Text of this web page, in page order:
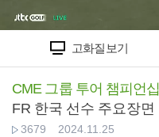
고화질보기
CME 그룹 투어 챔피언십
FR 한국 선수 주요장면
3679 2024.11.25